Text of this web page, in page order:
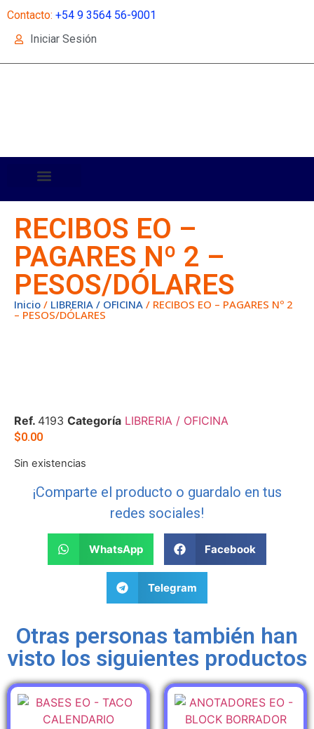
Contacto: +54 9 3564 56-9001
Iniciar Sesión
RECIBOS EO –
PAGARES Nº 2 –
PESOS/DÓLARES
Inicio / LIBRERIA / OFICINA / RECIBOS EO – PAGARES Nº 2
– PESOS/DÓLARES
Ref. 4193 Categoría LIBRERIA / OFICINA
$0.00
Sin existencias
¡Comparte el producto o guardalo en tus
redes sociales!
WhatsApp Facebook
Telegram
Otras personas también han
visto los siguientes productos